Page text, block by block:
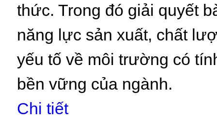
thức. Trong đó giải quyết
năng lực sản xuất, chất
yếu tố về môi trường có
bền vững của ngành.
Chi tiết